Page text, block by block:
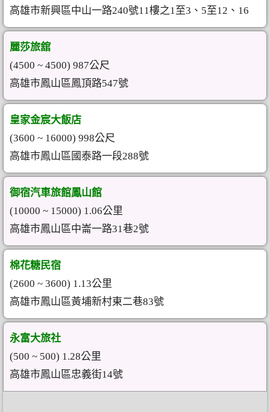
高雄市新興區中山一路240號11樓之1至3、5至12、16
麗莎旅舘
(4500 ~ 4500) 987公尺
高雄市鳳山區鳳頂路547號
皇家金宸大飯店
(3600 ~ 16000) 998公尺
高雄市鳳山區國泰路一段288號
御宿汽車旅館鳳山館
(10000 ~ 15000) 1.06公里
高雄市鳳山區中崙一路31巷2號
棉花糖民宿
(2600 ~ 3600) 1.13公里
高雄市鳳山區黃埔新村東二巷83號
永富大旅社
(500 ~ 500) 1.28公里
高雄市鳳山區忠義街14號